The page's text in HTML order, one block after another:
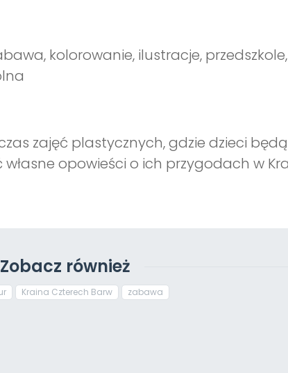
kolorowanie, ilustracje,
zajęć plastycznych, gdzie dzieci
opowieści o ich przygodach w
Zobacz również
Kraina Czterech Barw zabawa